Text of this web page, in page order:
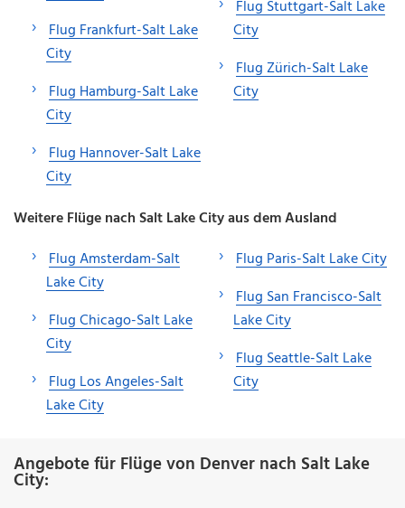
Flug Frankfurt-Salt Lake
City
Flug Hamburg-Salt Lake
City
Flug Hannover-Salt Lake
City
Flug Stuttgart-Salt Lake
City
Flug Zürich-Salt Lake
City
Weitere Flüge nach Salt Lake City aus dem Ausland
Flug Amsterdam-Salt
Lake City
Flug Chicago-Salt Lake
City
Flug Los Angeles-Salt
Lake City
Flug Paris-Salt Lake City
Flug San Francisco-Salt
Lake City
Flug Seattle-Salt Lake
City
Angebote für Flüge von Denver nach Salt Lake
City: